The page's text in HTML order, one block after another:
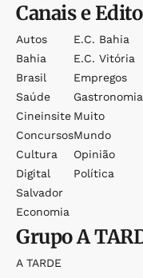
Canais e
Autos
Bahia
Brasil
Saúde
Cineinsite
Concursos
Cultura
Digital
Salvador
Economia
E.c. Bahia
E.c. Vitória
Empregos
Gastronomia
Muito
Mundo
Opinião
Política
GrupoA
A TARDE